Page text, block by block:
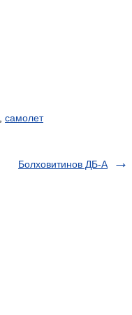
самолет
Болховитинов ДБ-А